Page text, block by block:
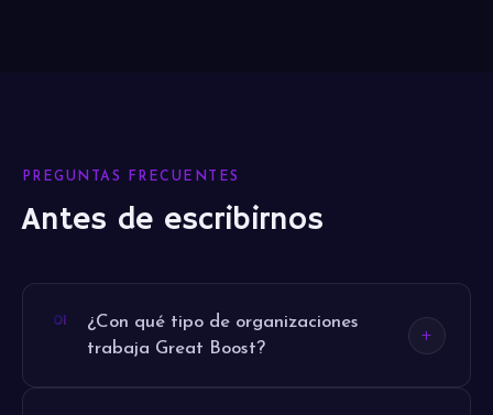
PREGUNTAS FRECUENTES
Antes de escribirnos
¿Con qué tipo de organizaciones
trabaja Great Boost?